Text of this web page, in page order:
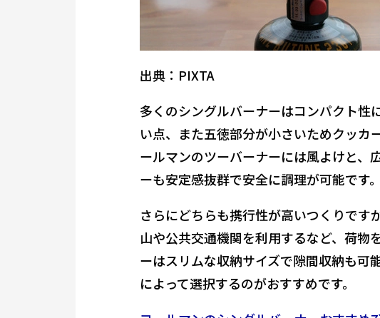
出典：PIXTA
多くのシングルバーナーはコンパクト性
い点、また五徳部分が小さいためクッカ
ールマンのツーバーナーには風よけと、
ーも安定感抜群で安全に調理が可能です。
さらにどちらも携行性が高いつくりです
山や公共交通機関を利用するなど、荷物
ーはスリムな収納サイズで隙間収納も可
によって選択するのがおすすめです。